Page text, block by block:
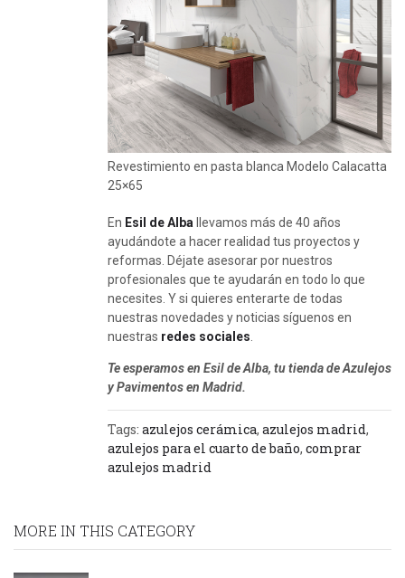
Revestimiento en pasta blanca Modelo Calacatta
25×65
En Esil de Alba llevamos más de 40 años
ayudándote a hacer realidad tus proyectos y
reformas. Déjate asesorar por nuestros
profesionales que te ayudarán en todo lo que
necesites. Y si quieres enterarte de todas
nuestras novedades y noticias síguenos en
nuestras redes sociales
Te esperamos en Esil de Alba, tu tienda de Azulejos
y Pavimentos en Madrid.
Tags: azulejos cerámica, azulejos madrid,
azulejos para el cuarto de baño, comprar
azulejos madrid
MORE IN THIS CATEGORY